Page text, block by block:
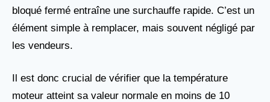
bloqué fermé entraîne une surchauffe rapide. C’est un
élément simple à remplacer, mais souvent négligé par
les vendeurs.
Il est donc crucial de vérifier que la température
moteur atteint sa valeur normale en moins de 10